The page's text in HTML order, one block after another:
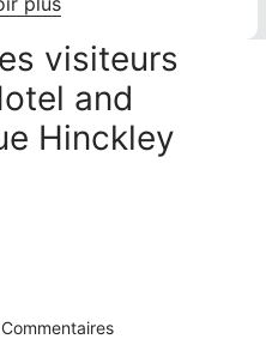
visiteurs
and
Hinckley
Commentaires